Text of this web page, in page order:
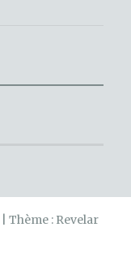
Thème : Revelar